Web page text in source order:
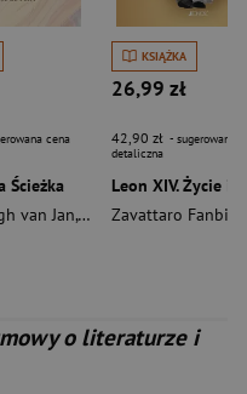
cena
Ścieżka
van Jan, de Petri Catharose
KSIĄŻKA
26,99 zł
42,90 zł - sugerowana
detaliczna
Zavattaro Fanbio
o literaturze i